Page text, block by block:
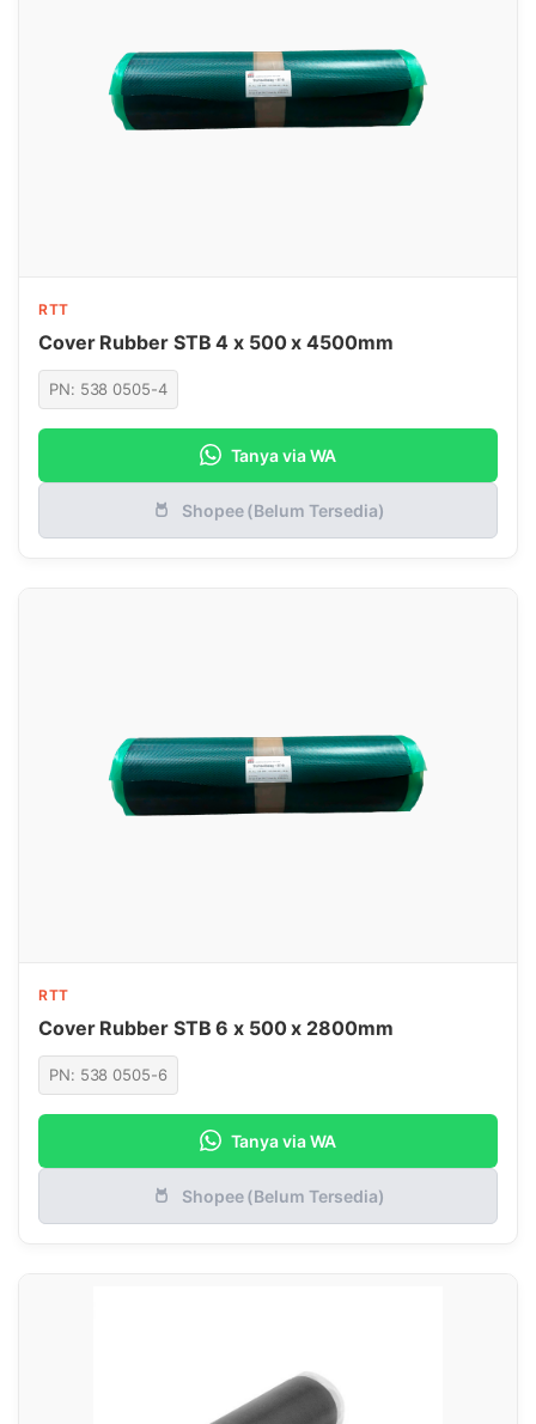
RTT
Cover Rubber STB 4 x 500 x 4500mm
PN: 538 0505-4
Tanya via WA
Shopee (Belum Tersedia)
RTT
Cover Rubber STB 6 x 500 x 2800mm
PN: 538 0505-6
Tanya via WA
Shopee (Belum Tersedia)